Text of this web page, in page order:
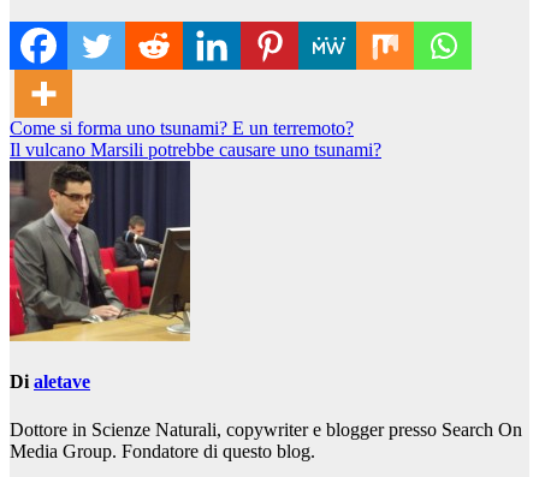
Navigazione
articoli
Come si forma uno tsunami? E un terremoto?
Il vulcano Marsili potrebbe causare uno tsunami?
Dialetave
Dottore in Scienze Naturali, copywriter e blogger presso Search On
Media Group. Fondatore di questo blog.